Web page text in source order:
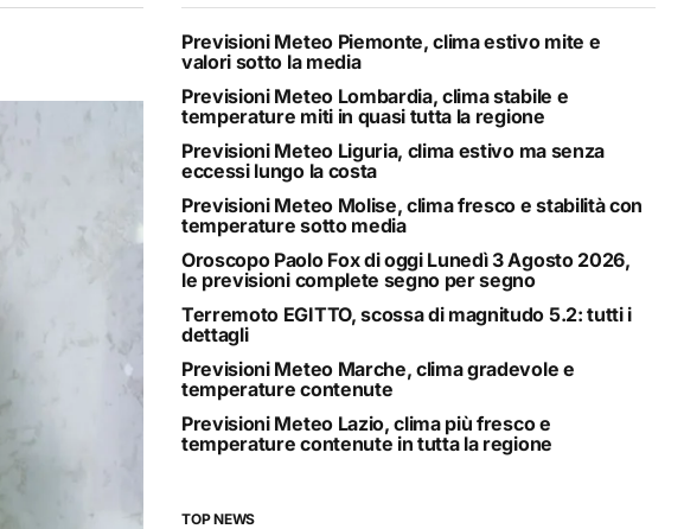
Previsioni Meteo Piemonte, clima estivo mite e
valori sotto la media
Previsioni Meteo Lombardia, clima stabile e
temperature miti in quasi tutta la regione
Previsioni Meteo Liguria, clima estivo ma senza
eccessi lungo la costa
Previsioni Meteo Molise, clima fresco e stabilità con
temperature sotto media
Oroscopo Paolo Fox di oggi Lunedì 3 Agosto 2026,
le previsioni complete segno per segno
Terremoto EGITTO, scossa di magnitudo 5.2: tutti i
dettagli
Previsioni Meteo Marche, clima gradevole e
temperature contenute
Previsioni Meteo Lazio, clima più fresco e
temperature contenute in tutta la regione
TOP NEWS